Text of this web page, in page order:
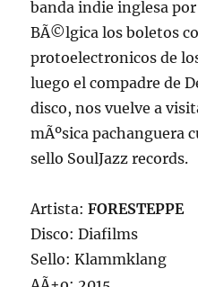
banda indie inglesa
BÃ©lgica los boletos
protoelectronicos de
luego el compadre de
disco, nos vuelve a
mÃºsica pachanguera
sello SoulJazz records.
Artista:FORESTEPPE
Disco: Diafilms
Sello: Klammklang